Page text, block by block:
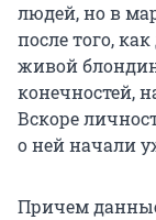
людей, но в
после того,
живой
конечностей,
Вскоре
о ней начали
Причем